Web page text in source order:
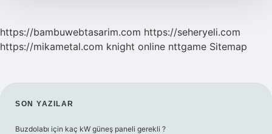
https://bambuwebtasarim.com https://seheryeli.com
https://mikametal.com knight online nttgame Sitemap
SIDEBAR
SON YAZILAR
Buzdolabı için kaç kW güneş paneli gerekli ?